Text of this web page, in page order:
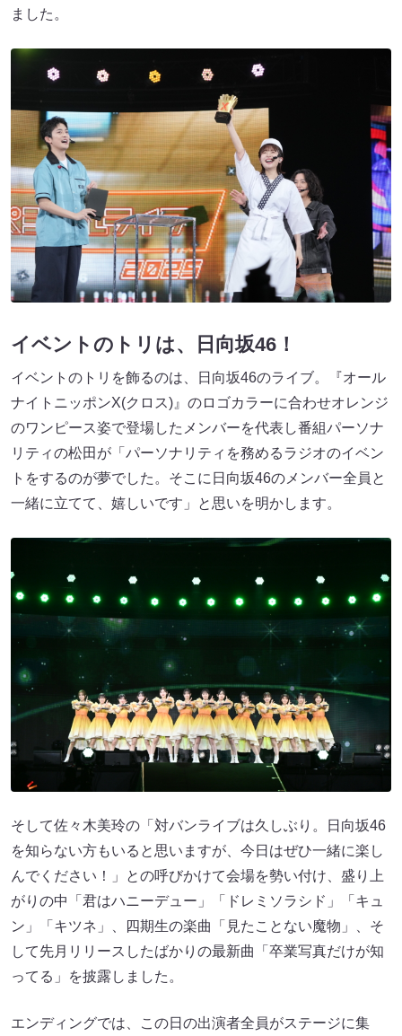
ました。
イベントのトリは、日向坂46！
イベントのトリを飾るのは、日向坂46のライブ。『オール
ナイトニッポンX(クロス)』のロゴカラーに合わせオレンジ
のワンピース姿で登場したメンバーを代表し番組パーソナ
リティの松田が「パーソナリティを務めるラジオのイベン
トをするのが夢でした。そこに日向坂46のメンバー全員と
一緒に立てて、嬉しいです」と思いを明かします。
そして佐々木美玲の「対バンライブは久しぶり。日向坂46
を知らない方もいると思いますが、今日はぜひ一緒に楽し
んでください！」との呼びかけて会場を勢い付け、盛り上
がりの中「君はハニーデュー」「ドレミソラシド」「キュ
ン」「キツネ」、四期生の楽曲「見たことない魔物」、そ
して先月リリースしたばかりの最新曲「卒業写真だけが知
ってる」を披露しました。
エンディングでは、この日の出演者全員がステージに集